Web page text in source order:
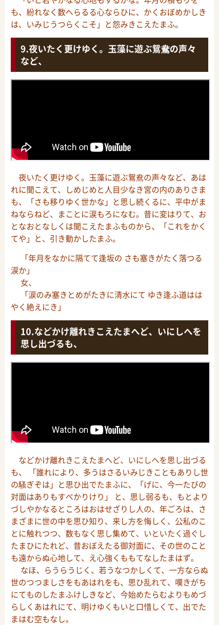
も、紛れなく数へらるる心ならひに、かくおぼめかしき
は、いみじうつらくこそ」と怨みきこえたまふ。
夜いたく更けゆく。玉藻に遊ぶ鴛鴦の声々
など、
夜いたく更けゆく。玉藻に遊ぶ鴛鴦の声々など、あは
れに聞こえて、しめじめと人目少なき宮の内のありさま
も、「さも移りゆく世かな」と思し続くるに、平中がま
ねならねど、まことに涙もろになむ。昔に変はりて、お
となおとなしくは聞こえたまふものから、「これをかく
てや」と、引き動かしたまふ。
「年月をなかに隔てて逢坂の さも塞きがたく落つる
涙か」
女、
「涙のみ塞きとめがたきに清水にて ゆき逢ふ道はは
やく絶えにき」
などかけ離れきこえたまへど、いにしへを
思し出づるも、
などかけ離れきこえたまへど、いにしへを思し出づる
も、 「誰れにより、多うはさるいみじきこともありし世
の騷ぎぞは」と思ひ出でたまふに、「げに、今一たびの
対面はありもすべかりけり」 と、思し弱るも、もとより
づしやかなるところはおはせざりし人の、年ごろは、さ
まざまに世の中を思ひ知り、来し方を悔しく、公私のこ
とに触れつつ、数もなく思し集めて、いといたく過ぐし
たまひにたれど、昔おぼえたる御対面に、その世のこと
も遠からぬ心地して、え心強くももてなしたまはず。
なほ、らうらうじく、若うなつかしくて、一方ならぬ
世のつつましさをもあはれをも、思ひ乱れて、嘆きがち
にてものしたまふけしきなど、今始めたらむよりもめづ
らしくあはれにて、明けゆくもいと口惜しくて、出でた
まはむ空もなし。